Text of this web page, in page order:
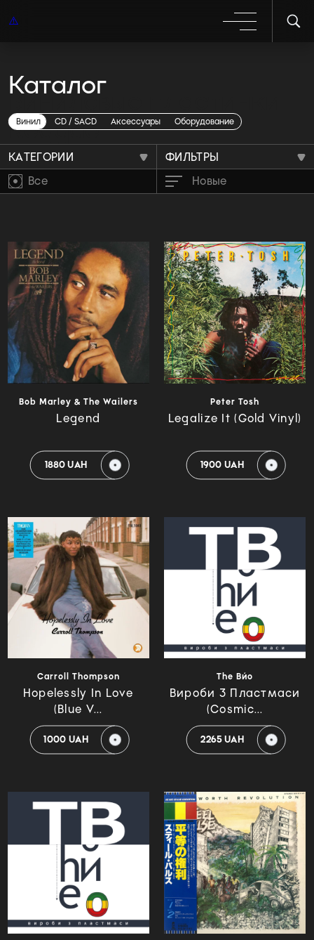
Каталог
Винил CD / SACD Аксессуары Оборудование
Виниловые пластинки
Reggae
КАТЕГОРИИ
ФИЛЬТРЫ
Все
Новые
Bob Marley & The Wailers
Legend
1880 UAH
Peter Tosh
Legalize It (Gold Vinyl)
1900 UAH
Carroll Thompson
Hopelessly In Love
(Blue V...
1000 UAH
The Вйо
Вироби З Пластмаси
(Cosmic...
2265 UAH